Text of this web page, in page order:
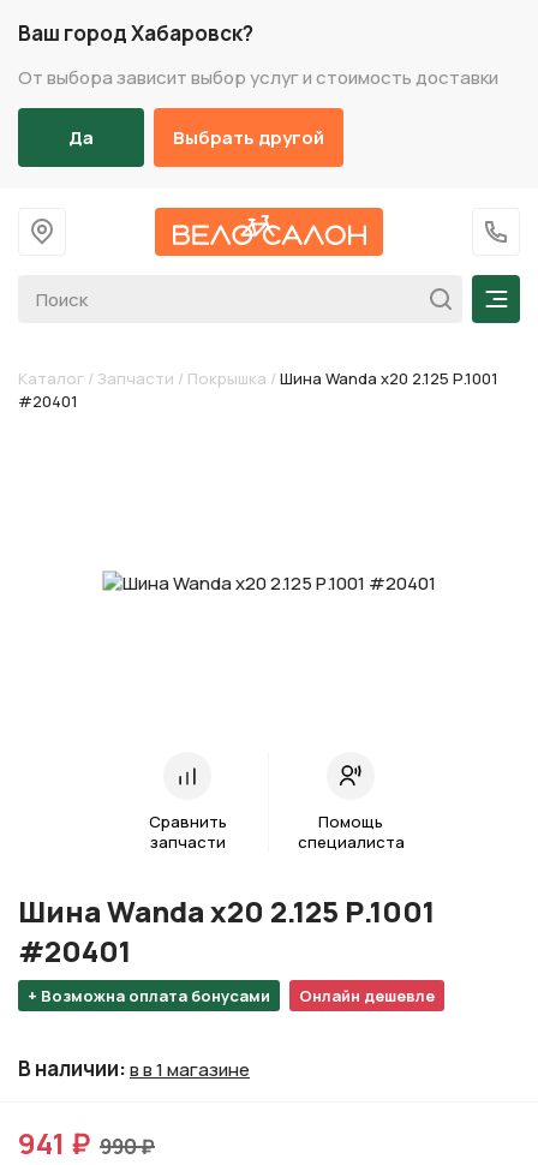
Ваш город Хабаровск?
От выбора зависит выбор услуг и стоимость доставки
Да Выбрать другой
На главную
+7
Каталог / Запчасти / Покрышка / Шина Wanda х20 2.125 Р.1001
#20401
Сравнить
запчасти
Помощь
специалиста
+ Возможна оплата бонусами Онлайн дешевле
Шина Wanda х20 2.125 Р.1001
#20401
В наличии:в в 1 магазине
941 ₽ 990 ₽